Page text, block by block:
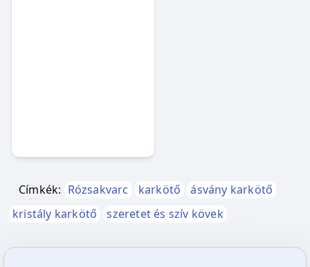
· amikor közelebb szeretnéd hozni
barátaid
· amikor gyermeki lelked szeretnéd újra
kibontani magadban
Címkék: Rózsakvarc karkötő
ásvány karkötő
kristály karkötő
szeretet és szív kövek